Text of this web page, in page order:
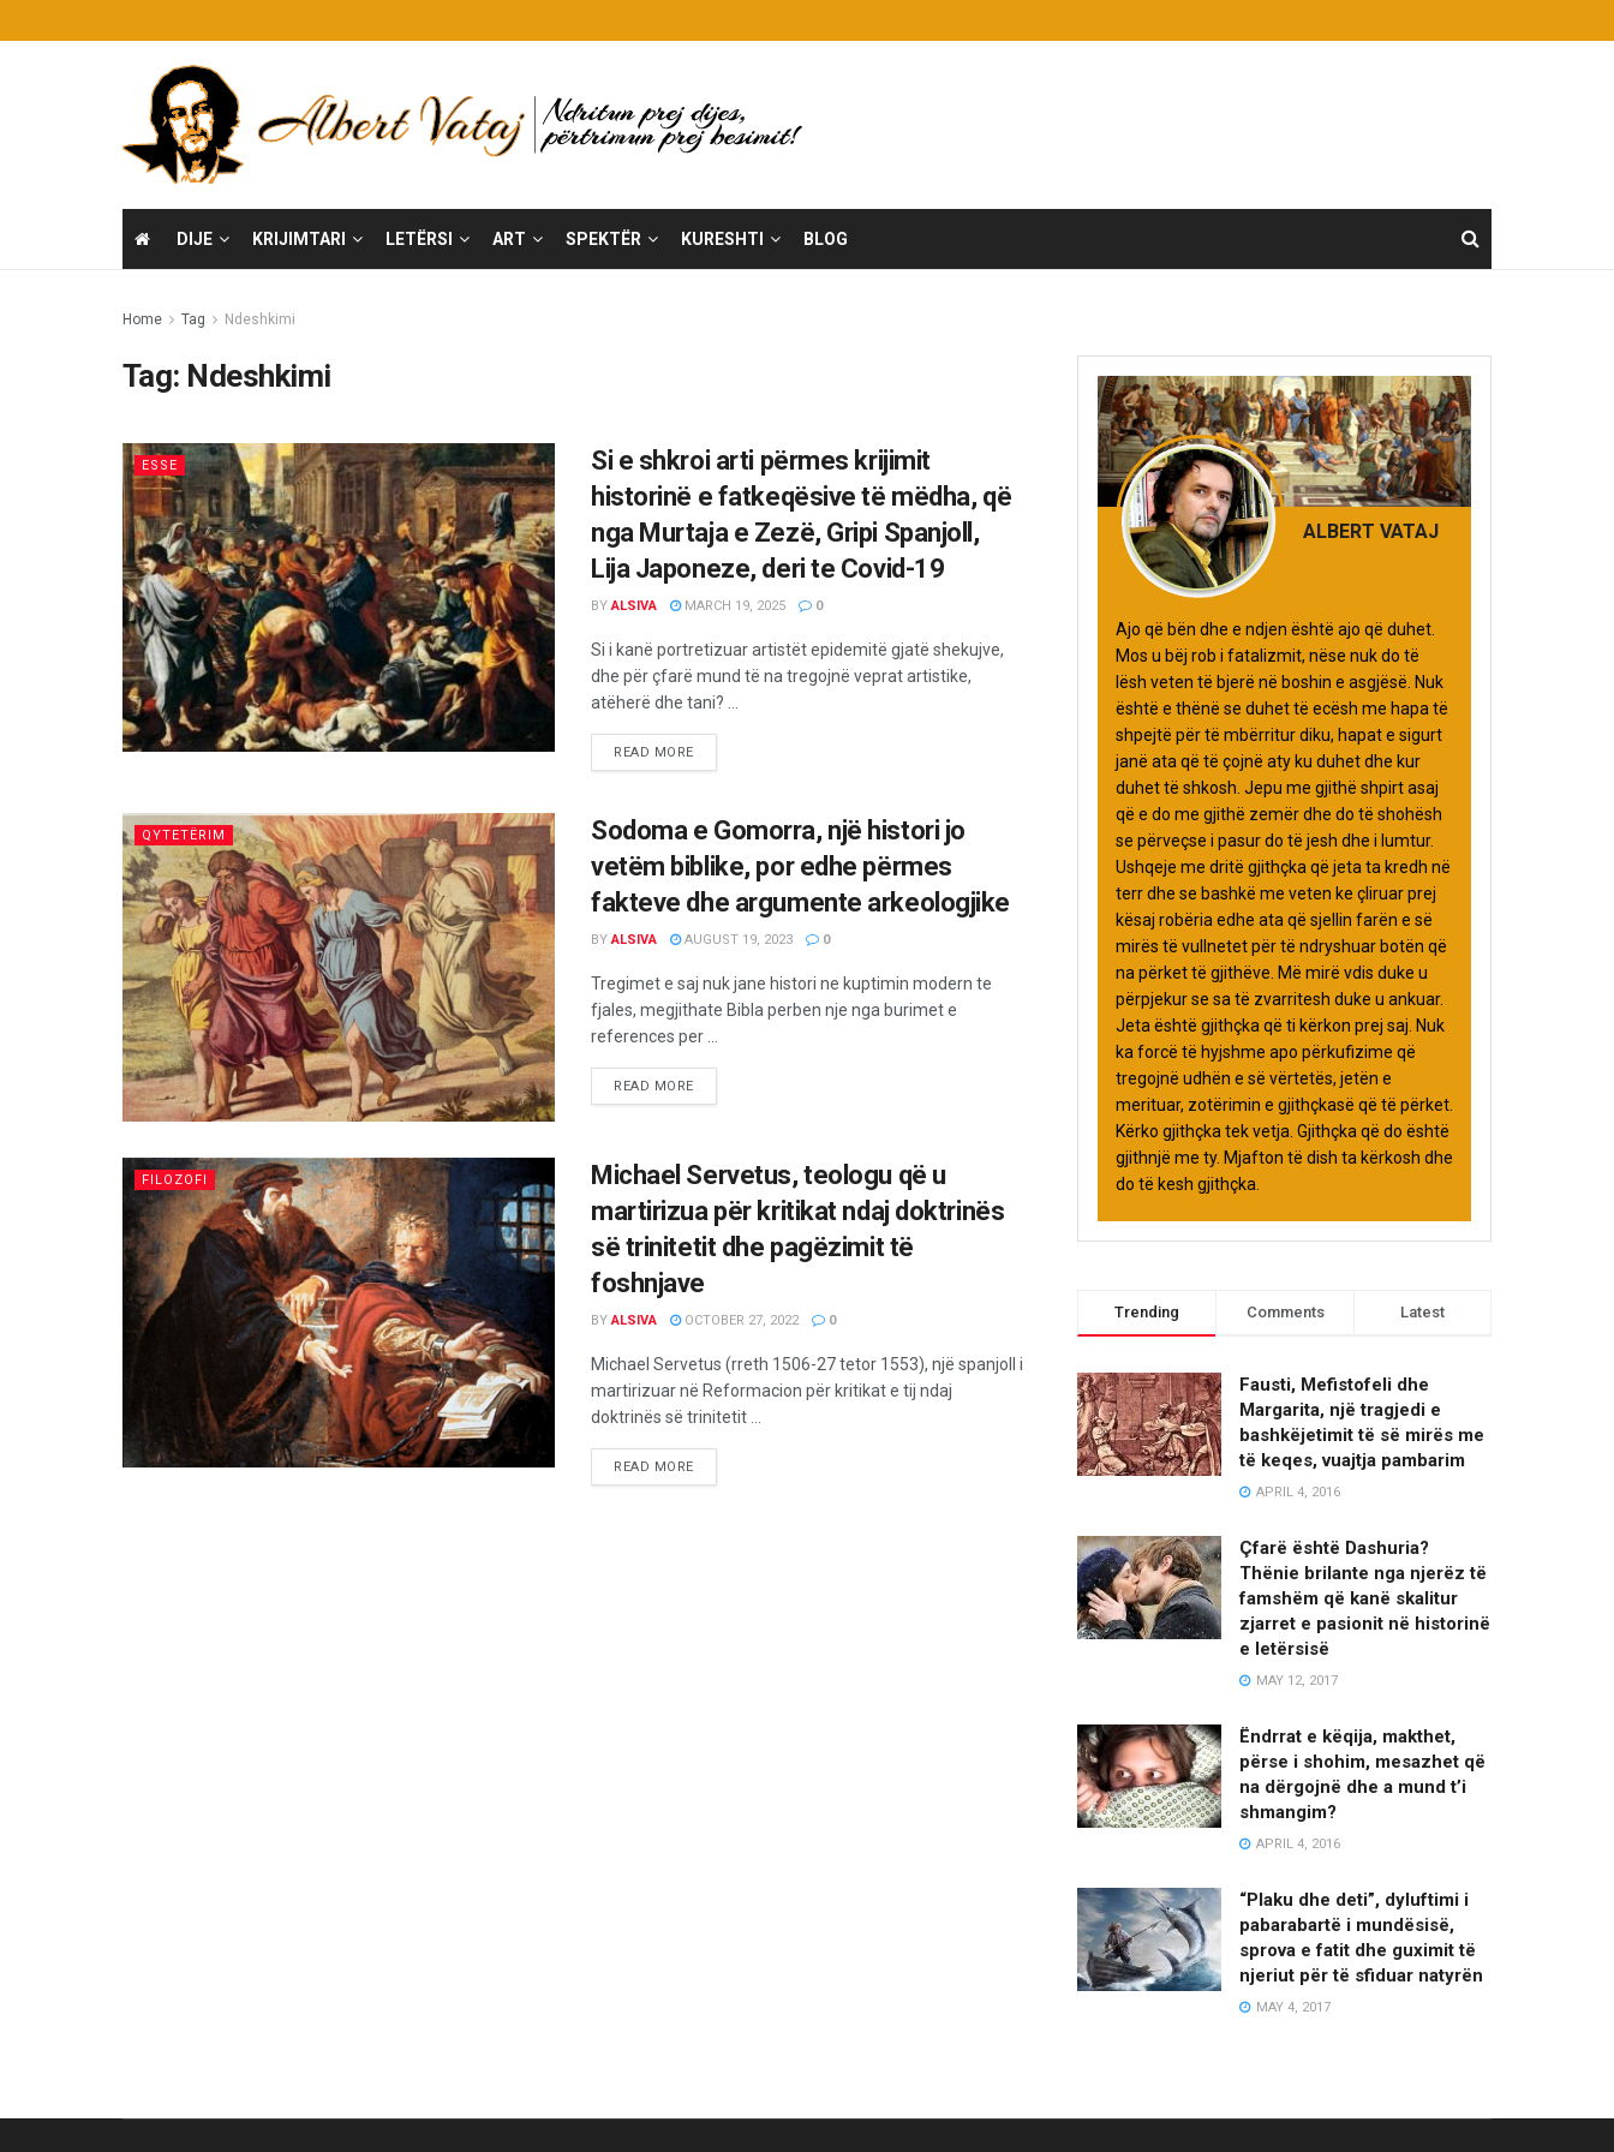
DIJE KRIJIMTARI LETËRSI ART SPEKTËR KURESHTI BLOG
Home Tag Ndeshkimi
Tag: Ndeshkimi
ESSE
Si e shkroi arti përmes krijimit
historinë e fatkeqësive të mëdha, që
nga Murtaja e Zezë, Gripi Spanjoll,
Lija Japoneze, deri te Covid-19
BY ALSIVA MARCH 19, 2025 0
Si i kanë portretizuar artistët epidemitë gjatë shekujve,
dhe për çfarë mund të na tregojnë veprat artistike,
atëherë dhe tani? ...
READ MORE
QYTETËRIM
Sodoma e Gomorra, një histori jo
vetëm biblike, por edhe përmes
fakteve dhe argumente arkeologjike
BY ALSIVA AUGUST 19, 2023 0
Tregimet e saj nuk jane histori ne kuptimin modern te
fjales, megjithate Bibla perben nje nga burimet e
references per ...
READ MORE
FILOZOFI
Michael Servetus, teologu që u
martirizua për kritikat ndaj doktrinës
së trinitetit dhe pagëzimit të
foshnjave
BY ALSIVA OCTOBER 27, 2022 0
Michael Servetus (rreth 1506-27 tetor 1553), një spanjoll i
martirizuar në Reformacion për kritikat e tij ndaj
doktrinës së trinitetit ...
READ MORE
ALBERT VATAJ
Ajo që bën dhe e ndjen është ajo që duhet.
Mos u bëj rob i fatalizmit, nëse nuk do të
lësh veten të bjerë në boshin e asgjësë. Nuk
është e thënë se duhet të ecësh me hapa të
shpejtë për të mbërritur diku, hapat e sigurt
janë ata që të çojnë aty ku duhet dhe kur
duhet të shkosh. Jepu me gjithë shpirt asaj
që e do me gjithë zemër dhe do të shohësh
se përveçse i pasur do të jesh dhe i lumtur.
Ushqeje me dritë gjithçka që jeta ta kredh në
terr dhe se bashkë me veten ke çliruar prej
kësaj robëria edhe ata që sjellin farën e së
mirës të vullnetet për të ndryshuar botën që
na përket të gjithëve. Më mirë vdis duke u
përpjekur se sa të zvarritesh duke u ankuar.
Jeta është gjithçka që ti kërkon prej saj. Nuk
ka forcë të hyjshme apo përkufizime që
tregojnë udhën e së vërtetës, jetën e
merituar, zotërimin e gjithçkasë që të përket.
Kërko gjithçka tek vetja. Gjithçka që do është
gjithnjë me ty. Mjafton të dish ta kërkosh dhe
do të kesh gjithçka.
Trending Comments Latest
Fausti, Mefistofeli dhe
Margarita, një tragjedi e
bashkëjetimit të së mirës me
të keqes, vuajtja pambarim
APRIL 4, 2016
Çfarë është Dashuria?
Thënie brilante nga njerëz të
famshëm që kanë skalitur
zjarret e pasionit në historinë
e letërsisë
MAY 12, 2017
Ëndrrat e këqija, makthet,
përse i shohim, mesazhet që
na dërgojnë dhe a mund t’i
shmangim?
APRIL 4, 2016
“Plaku dhe deti”, dyluftimi i
pabarabartë i mundësisë,
sprova e fatit dhe guximit të
njeriut për të sfiduar natyrën
MAY 4, 2017